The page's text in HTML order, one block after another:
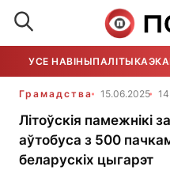
УСЕ НАВІНЫПАЛІТЫКА
Грамадства 15.06.2025
Літоўскія памежнікі
аўтобуса з 500
беларускіх цыгарэт